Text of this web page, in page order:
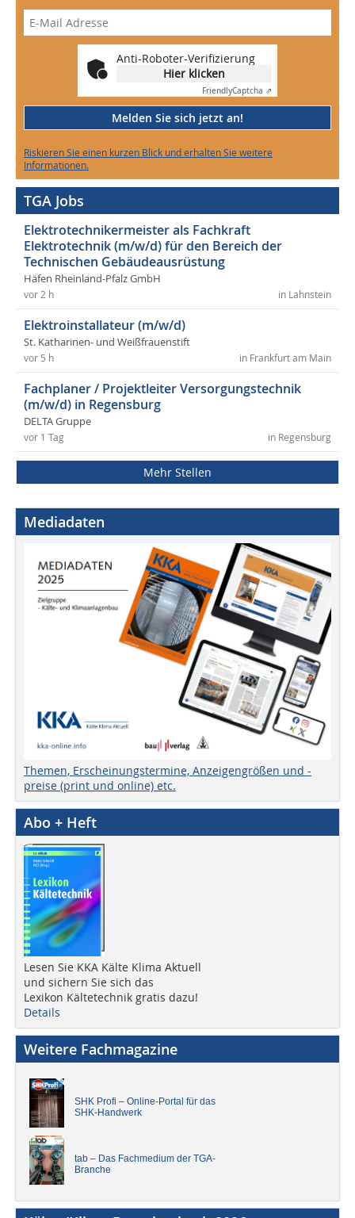
Anti-Roboter-Verifizierung
Hier klicken
FriendlyCaptcha ⇗
Melden Sie sich jetzt an!
Riskieren Sie einen kurzen Blick und erhalten Sie weitere
Informationen.
TGA Jobs
Elektrotechnikermeister als Fachkraft
Elektrotechnik (m/w/d) für den Bereich der
Technischen Gebäudeausrüstung
Häfen Rheinland-Pfalz GmbH
in Lahnstein
vor 2 h
Elektroinstallateur (m/w/d)
St. Katharinen- und Weißfrauenstift
in Frankfurt am Main
vor 5 h
Fachplaner / Projektleiter Versorgungstechnik
(m/w/d) in Regensburg
DELTA Gruppe
in Regensburg
vor 1 Tag
Mehr Stellen
Mediadaten
Themen, Erscheinungstermine, Anzeigengrößen und -
preise (print und online) etc.
Abo + Heft
Lesen Sie KKA Kälte Klima Aktuell
und sichern Sie sich das
Lexikon Kältetechnik gratis dazu!
Details
Weitere Fachmagazine
SHK Profi – Online-Portal für das
SHK-Handwerk
tab – Das Fachmedium der TGA-
Branche